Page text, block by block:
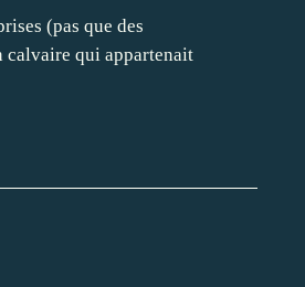
(pas que des
calvaire qui appartenait